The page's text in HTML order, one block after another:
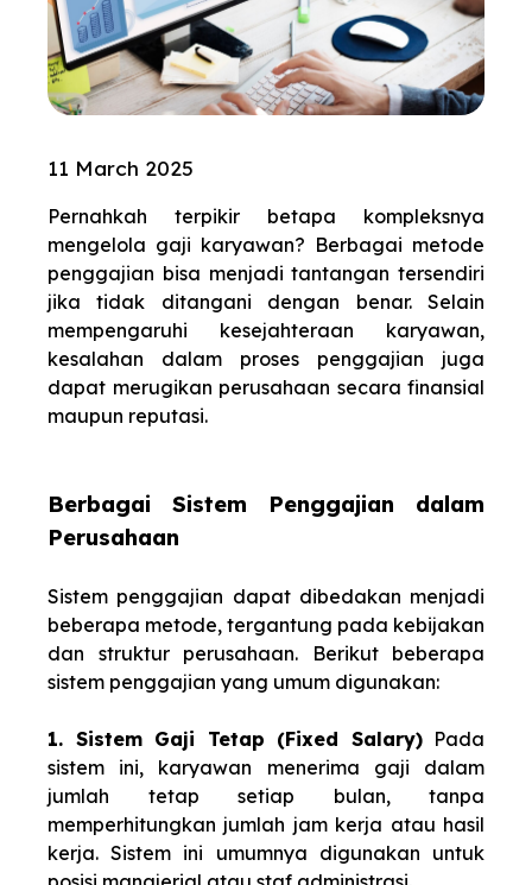
11 March 2025
Pernahkah terpikir betapa kompleksnya
mengelola gaji karyawan? Berbagai metode
penggajian bisa menjadi tantangan tersendiri
jika tidak ditangani dengan benar. Selain
mempengaruhi kesejahteraan karyawan,
kesalahan dalam proses penggajian juga
dapat merugikan perusahaan secara finansial
maupun reputasi.
Berbagai Sistem Penggajian dalam
Perusahaan
Sistem penggajian dapat dibedakan menjadi
beberapa metode, tergantung pada kebijakan
dan struktur perusahaan. Berikut beberapa
sistem penggajian yang umum digunakan:
1. Sistem Gaji Tetap (Fixed Salary)Pada
sistem ini, karyawan menerima gaji dalam
jumlah tetap setiap bulan, tanpa
memperhitungkan jumlah jam kerja atau hasil
kerja. Sistem ini umumnya digunakan untuk